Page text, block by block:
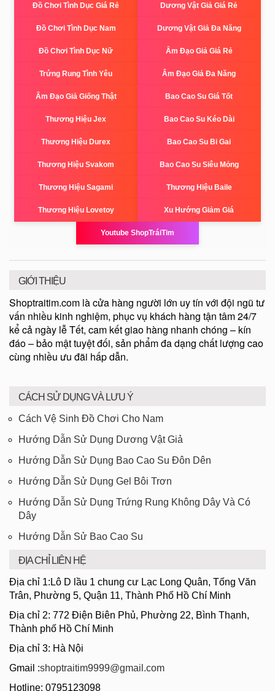
Đồ Chơi Tình Dục Giá Rẻ Dương Vật Giả Giá Rẻ
Đồ Chơi Tình Dục Nam Dương Vật Giả Đa Năng
Đồ Chơi Tình Dục Nữ Âm Đạo Giả Giá Rẻ
Trứng Rung Tình Yêu Âm Đạo Giả Đa Năng
Âm Đạo Giả Giống Thật Bao Cao Su Giá Tốt
Thương Hiệu Jex Bao Cao Su Kéo Dài
Thương Hiệu Durex Bao Cao Su Bi Gai
Thương Hiệu Svakom Bao Cao Su Siêu Mỏng
Thương Hiệu Sagami Thương Hiệu Baile
Thương Hiệu Lovetoy Xu Hướng Giảm Giá
Youtube ShopTráiTim
GIỚI THIỆU
Shoptraitim.com là cửa hàng người lớn uy tín với đội ngũ tư
vấn nhiều kinh nghiệm, phục vụ khách hàng tận tâm 24/7
kể cả ngày lễ Tết, cam kết giao hàng nhanh chóng – kín
đáo – bảo mật tuyệt đối, sản phẩm đa dạng chất lượng cao
cùng nhiều ưu đãi hấp dẫn.
CÁCH SỬ DỤNG VÀ LƯU Ý
Cách Vệ Sinh Đồ Chơi Cho Nam
Hướng Dẫn Sử Dụng Dương Vật Giả
Hướng Dẫn Sử Dụng Bao Cao Su Đôn Dên
Hướng Dẫn Sử Dụng Gel Bôi Trơn
Hướng Dẫn Sử Dụng Trứng Rung Không Dây Và Có
Dây
Hướng Dẫn Sử Bao Cao Su
ĐỊA CHỈ LIÊN HỆ
Địa chỉ 1:Lô D lầu 1 chung cư Lạc Long Quân, Tống Văn
Trân, Phường 5, Quận 11, Thành Phố Hồ Chí Minh
Địa chỉ 2: 772 Điện Biên Phủ, Phường 22, Bình Thạnh,
Thành phố Hồ Chí Minh
Địa chỉ 3: Hà Nội
Gmail :shoptraitim9999@gmail.com
Hotline: 0795123098